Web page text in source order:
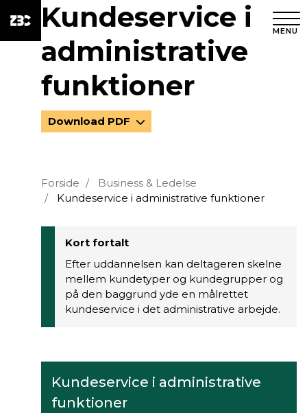
MENU
Kundeservice i
administrative
funktioner
Download PDF
Forside
Business & Ledelse
Kundeservice i administrative funktioner
Kort fortalt
Efter uddannelsen kan deltageren skelne
mellem kundetyper og kundegrupper og
på den baggrund yde en målrettet
kundeservice i det administrative arbejde.
Kundeservice i administrative
funktioner